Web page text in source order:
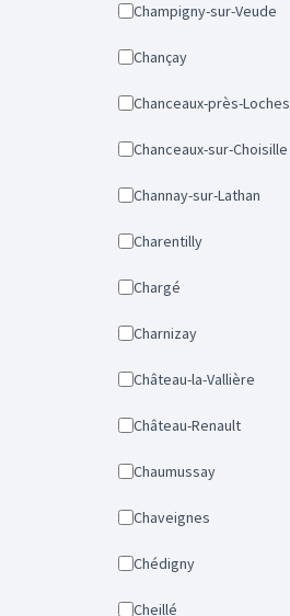
Champigny-sur-Veude
Chançay
Chanceaux-près-Loches
Chanceaux-sur-Choisille
Channay-sur-Lathan
Charentilly
Chargé
Charnizay
Château-la-Vallière
Château-Renault
Chaumussay
Chaveignes
Chédigny
Cheillé